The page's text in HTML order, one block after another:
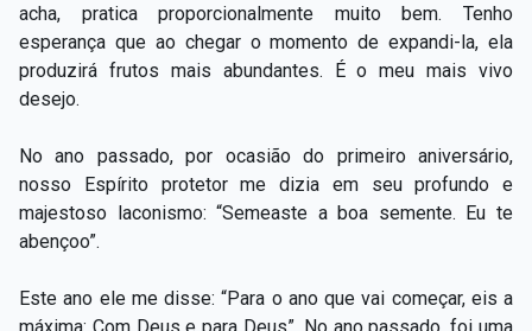
acha, pratica proporcionalmente muito bem. Tenho
esperança que ao chegar o momento de expandi-la, ela
produzirá frutos mais abundantes. É o meu mais vivo
desejo.
No ano passado, por ocasião do primeiro aniversário,
nosso Espírito protetor me dizia em seu profundo e
majestoso laconismo: “Semeaste a boa semente. Eu te
abençoo”.
Este ano ele me disse: “Para o ano que vai começar, eis a